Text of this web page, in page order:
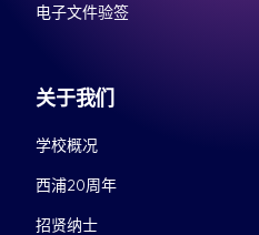
电子文件验签
关于我们
学校概况
西浦20周年
招贤纳士